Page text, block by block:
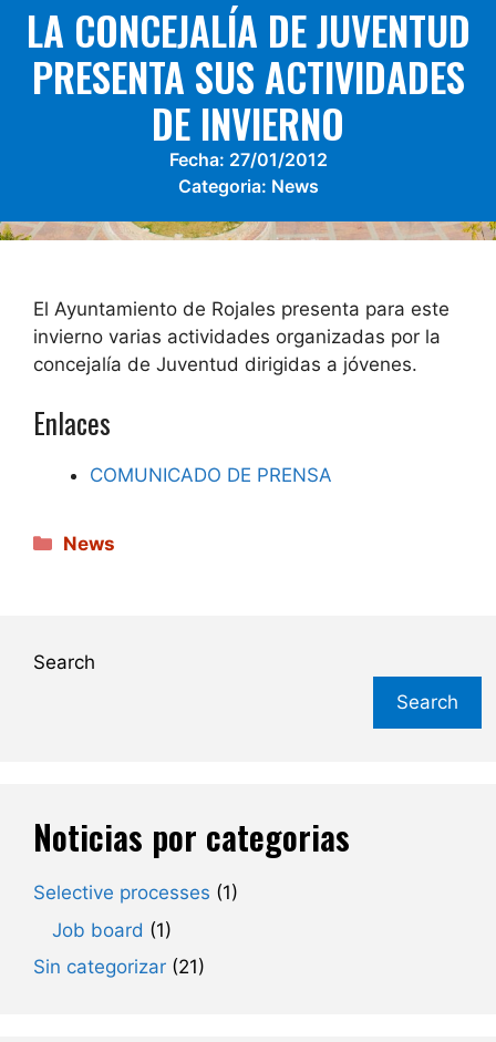
LA CONCEJALÍA DE JUVENTUD
PRESENTA SUS ACTIVIDADES
DE INVIERNO
Fecha: 27/01/2012
Categoria: News
El Ayuntamiento de Rojales presenta para este
invierno varias actividades organizadas por la
concejalía de Juventud dirigidas a jóvenes.
Enlaces
COMUNICADO DE PRENSA
Categories
News
Search
Search
Noticias por categorias
Selective processes (1)
Job board (1)
Sin categorizar (21)